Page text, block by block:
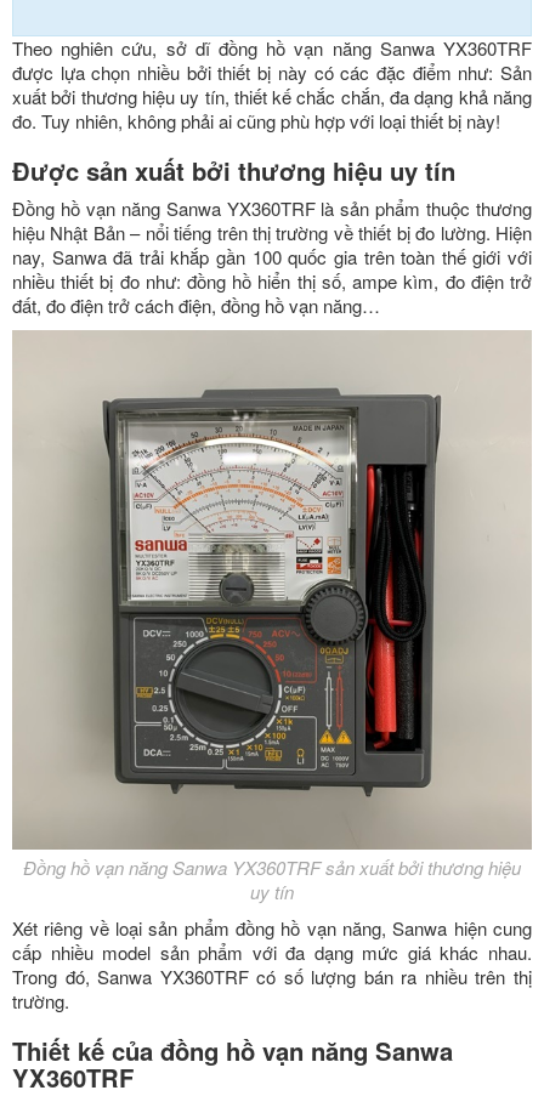
Theo nghiên cứu, sở dĩ đồng hồ vạn năng Sanwa YX360TRF
được lựa chọn nhiều bởi thiết bị này có các đặc điểm như: Sản
xuất bởi thương hiệu uy tín, thiết kế chắc chắn, đa dạng khả năng
đo. Tuy nhiên, không phải ai cũng phù hợp với loại thiết bị này!
Được sản xuất bởi thương hiệu uy tín
Đồng hồ vạn năng Sanwa YX360TRF là sản phẩm thuộc thương
hiệu Nhật Bản – nổi tiếng trên thị trường về thiết bị đo lường. Hiện
nay, Sanwa đã trải khắp gần 100 quốc gia trên toàn thế giới với
nhiều thiết bị đo như: đồng hồ hiển thị số, ampe kìm, đo điện trở
đất, đo điện trở cách điện, đồng hồ vạn năng…
Đồng hồ vạn năng Sanwa YX360TRF sản xuất bởi thương hiệu
uy tín
Xét riêng về loại sản phẩm đồng hồ vạn năng, Sanwa hiện cung
cấp nhiều model sản phẩm với đa dạng mức giá khác nhau.
Trong đó, Sanwa YX360TRF có số lượng bán ra nhiều trên thị
trường.
Thiết kế của đồng hồ vạn năng Sanwa
YX360TRF